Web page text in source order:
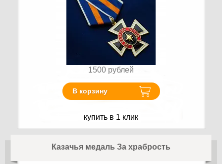
1500 рублей
В корзину
купить в 1 клик
Казачья медаль За храбрость